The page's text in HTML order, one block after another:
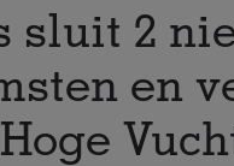
sluit 2
en